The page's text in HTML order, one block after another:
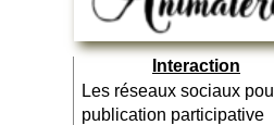
Interaction
Les réseaux sociaux
publication participative